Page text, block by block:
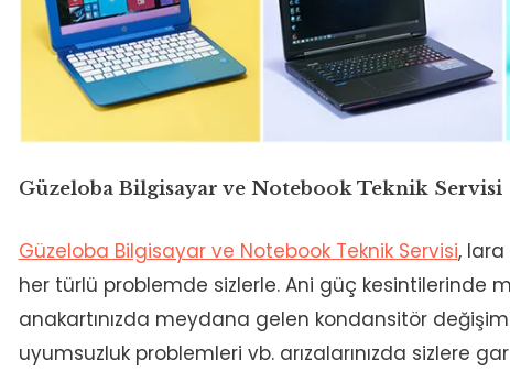
Güzeloba Bilgisayar ve Notebook Teknik Servisi
Güzeloba Bilgisayar ve Notebook Teknik Servisi,
her türlü problemde sizlerle. Ani güç kesintilerinde
anakartınızda meydana gelen kondansitör
uyumsuzluk problemleri vb. arızalarınızda sizlere